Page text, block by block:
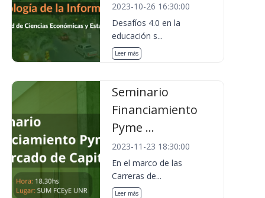
2023-10-26 16:30:00
Desafíos 4.0 en la
educación s...
Leer más
Seminario
Financiamiento
Pyme ...
2023-11-23 18:30:00
En el marco de las
Carreras de...
Leer más